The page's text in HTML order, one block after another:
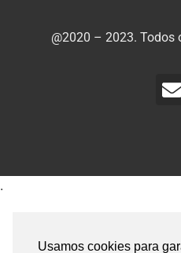
Usamos cookies para
@2020 – 2023. Todos
.